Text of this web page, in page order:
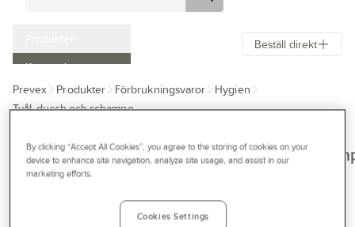
Kampanjer
Outlet
Bli kund
Aktuellt
Beställ direkt
Prevex Produkter Förbrukningsvaror
Hygien
Tvål, dusch och schampo
Duschtvål/
parfymerad
By clicking “Accept All Cookies”, you agree to the storing of cookies on your
device to enhance site navigation, analyze site usage, and assist in our
marketing efforts.
Cookies Settings